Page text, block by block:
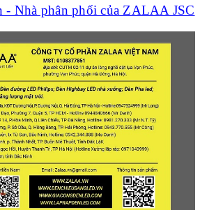
- Nhà phân phối của ZALAA JSC